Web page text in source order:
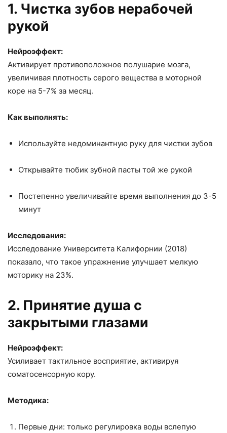
1. Чистка зубов нерабочей
рукой
Нейроэффект:
Активирует противоположное полушарие мозга,
увеличивая плотность серого вещества в моторной
коре на 5-7% за месяц.
Как выполнять:
Используйте недоминантную руку для чистки зубов
Открывайте тюбик зубной пасты той же рукой
Постепенно увеличивайте время выполнения до 3-5
минут
Исследования:
Исследование Университета Калифорнии (2018)
показало, что такое упражнение улучшает мелкую
моторику на 23%.
2. Принятие душа с
закрытыми глазами
Нейроэффект:
Усиливает тактильное восприятие, активируя
соматосенсорную кору.
Методика:
Первые дни: только регулировка воды вслепую